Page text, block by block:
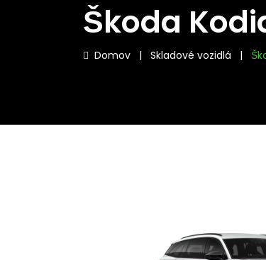
Škoda
Domov | Skladové vozidlá |